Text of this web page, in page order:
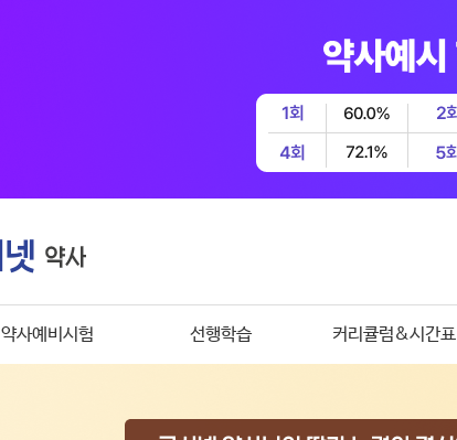
약사예비시험 선행학습 커리큘럼&시간표